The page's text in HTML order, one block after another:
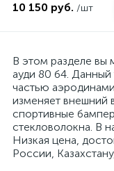
10 150 руб. /шт
В этом разделе вы
ауди 80 б4. Данный
частью
изменяет внешний
спортивные
стекловолокна. В
Низкая цена,
России,